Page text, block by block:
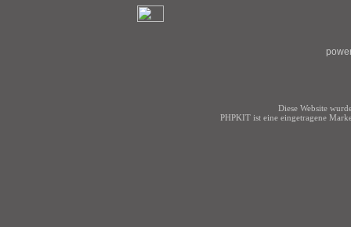
Diese Website
PHPKIT ist eine eingetragene